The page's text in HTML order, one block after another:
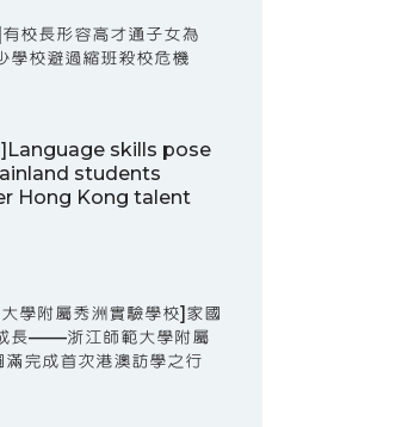
校長形容高才通子女為
學校避過縮班殺校危機
]Language skills pose
students
Hong Kong talent
學附屬秀洲實驗學校]家國
長——浙江師範大學附屬
完成首次港澳訪學之行